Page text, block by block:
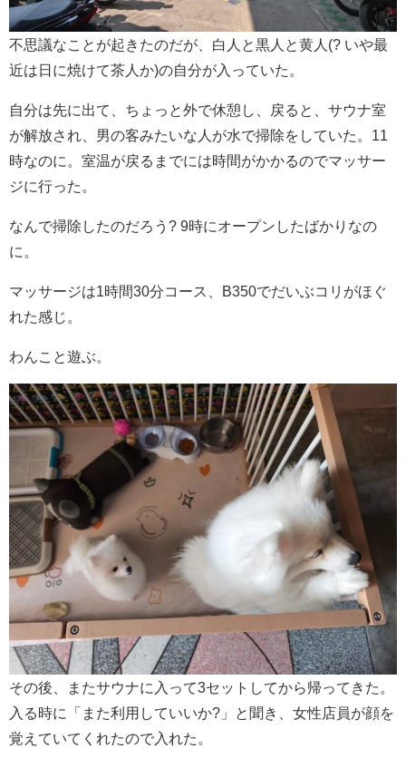
不思議なことが起きたのだが、白人と黒人と黄人(? いや最
近は日に焼けて茶人か)の自分が入っていた。
自分は先に出て、ちょっと外で休憩し、戻ると、サウナ室
が解放され、男の客みたいな人が水で掃除をしていた。11
時なのに。室温が戻るまでには時間がかかるのでマッサー
ジに行った。
なんで掃除したのだろう? 9時にオープンしたばかりなの
に。
マッサージは1時間30分コース、B350でだいぶコリがほぐ
れた感じ。
わんこと遊ぶ。
その後、またサウナに入って3セットしてから帰ってきた。
入る時に「また利用していいか?」と聞き、女性店員が顔を
覚えていてくれたので入れた。